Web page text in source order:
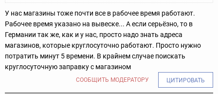
У нас магазины тоже почти все в рабочее время работают.
Рабочее время указано на вывеске... А если серьёзно, то в
Германии так же, как и у нас, просто надо знать адреса
магазинов, которые круглосуточно работают. Просто нужно
потратить минут 5 времени. В крайнем случае поискать
круглосуточную заправку с магазином
СООБЩИТЬ МОДЕРАТОРУ ЦИТИРОВАТЬ